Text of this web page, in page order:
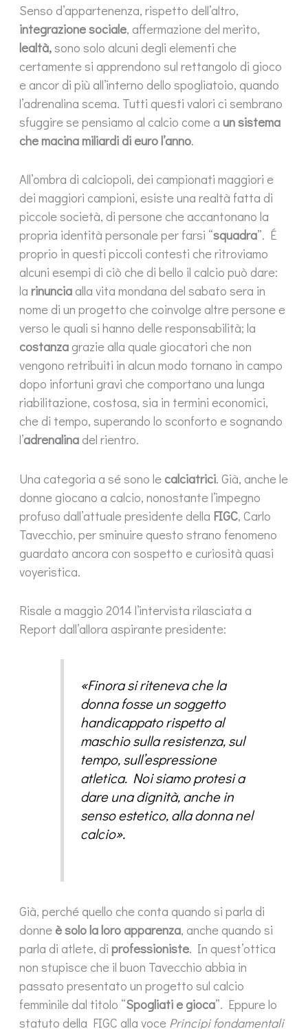
Senso d’appartenenza, rispetto dell’altro,
integrazione sociale, affermazione del merito,
lealtà,sono solo alcuni degli elementi che
certamente si apprendono sul rettangolo di gioco
e ancor di più all’interno dello spogliatoio, quando
l’adrenalina scema. Tutti questi valori ci sembrano
sfuggire se pensiamo al calcio come aun sistema
che macina miliardi di euro l’anno.
All’ombra di calciopoli, dei campionati maggiori e
dei maggiori campioni, esiste una realtà fatta di
piccole società, di persone che accantonano la
propria identità personale per farsi “squadra”. É
proprio in questi piccoli contesti che ritroviamo
alcuni esempi di ciò che di bello il calcio può dare:
larinuncia alla vita mondana del sabato sera in
nome di un progetto che coinvolge altre persone e
verso le quali si hanno delle responsabilità; la
costanza grazie alla quale giocatori che non
vengono retribuiti in alcun modo tornano in campo
dopo infortuni gravi che comportano una lunga
riabilitazione, costosa, sia in termini economici,
che di tempo, superando lo sconforto e sognando
l’adrenalina del rientro.
Una categoria a sé sono le calciatrici. Già, anche le
donne giocano a calcio, nonostante l’impegno
profuso dall’attuale presidente della FIGC, Carlo
Tavecchio, per sminuire questo strano fenomeno
guardato ancora con sospetto e curiosità quasi
voyeristica.
Risale a maggio 2014 l’intervista rilasciata a
Report dall’allora aspirante presidente:
«Finora si riteneva che la
donna fosse un soggetto
handicappato rispetto al
maschio sulla resistenza, sul
tempo, sull’espressione
atletica. Noi siamo protesi a
dare una dignità, anche in
senso estetico, alla donna nel
calcio».
Già, perché quello che conta quando si parla di
donne è solo la loro apparenza, anche quando si
parla di atlete, diprofessioniste. In quest’ottica
non stupisce che il buon Tavecchio abbia in
passato presentato un progetto sul calcio
femminile dal titolo “Spogliati e gioca”. Eppure lo
statuto della FIGC alla voce Principi fondamentali